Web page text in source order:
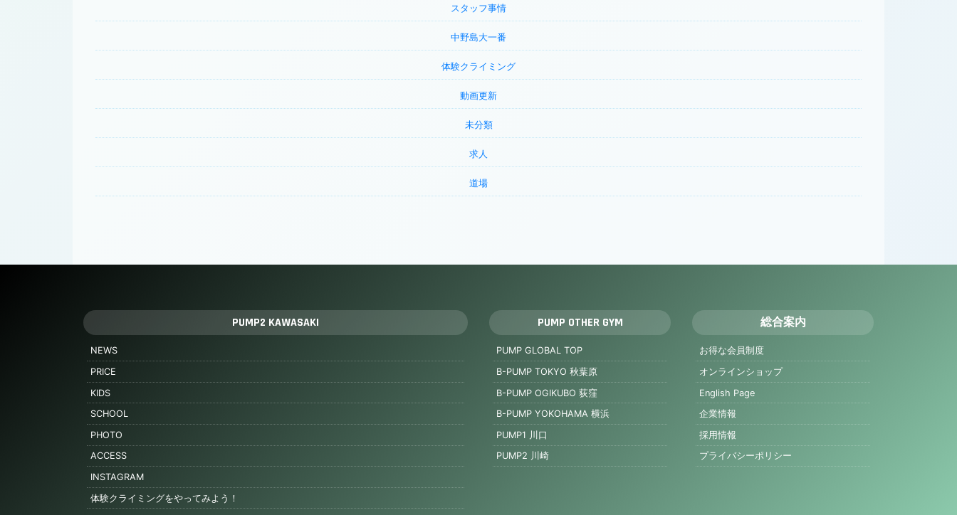
スタッフ事情
中野島大一番
体験クライミング
動画更新
未分類
求人
道場
PUMP2 KAWASAKI
NEWS
PRICE
KIDS
SCHOOL
PHOTO
ACCESS
INSTAGRAM
体験クライミングをやってみよう！
PUMP OTHER GYM
PUMP GLOBAL TOP
B-PUMP TOKYO 秋葉原
B-PUMP OGIKUBO 荻窪
B-PUMP YOKOHAMA 横浜
PUMP1 川口
PUMP2 川崎
総合案内
お得な会員制度
オンラインショップ
English Page
企業情報
採用情報
プライバシーポリシー